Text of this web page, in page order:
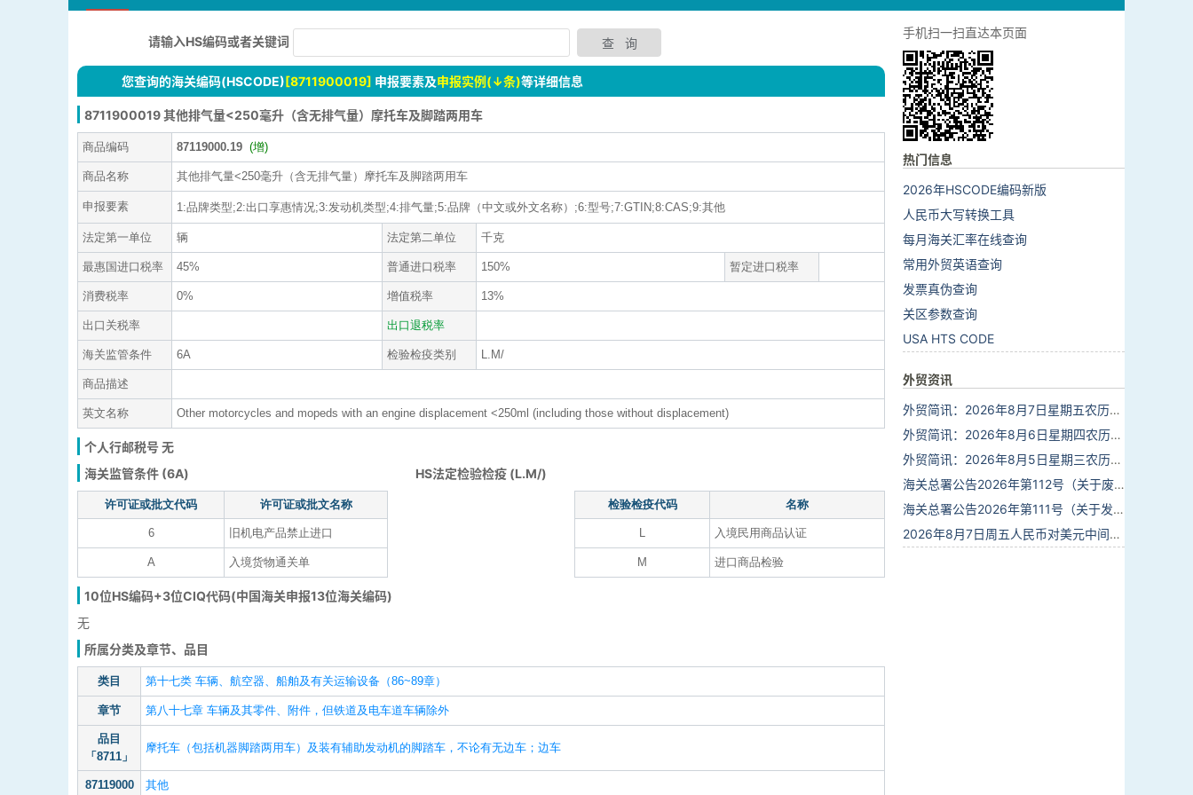
请输入HS编码或者关键词
您查询的海关编码(HSCODE)[8711900019] 申报要素及申报实例(↓条)等详细信息
8711900019 其他排气量<250毫升（含无排气量）摩托车及脚踏两用车
商品编码 87119000.19 (增)
商品名称 其他排气量<250毫升（含无排气量）摩托车及脚踏两用车
申报要素 1:品牌类型;2:出口享惠情况;3:发动机类型;4:排气量;5:品牌（中文或外文名称）;6:型号;7:GTIN;8:CAS;9:其他
法定第一单位 辆 法定第二单位 千克
最惠国进口税率 45% 普通进口税率 150% 暂定进口税率
消费税率 0% 增值税率 13%
出口关税率 出口退税率
海关监管条件 6A 检验检疫类别 L.M/
商品描述
英文名称 Other motorcycles and mopeds with an engine displacement <250ml (including those without displacement)
个人行邮税号 无
海关监管条件 (6A)
HS法定检验检疫 (L.M/)
许可证或批文代码 许可证或批文名称
6 旧机电产品禁止进口
A 入境货物通关单
检验检疫代码 名称
L 入境民用商品认证
M 进口商品检验
10位HS编码+3位CIQ代码(中国海关申报13位海关编码)
无
所属分类及章节、品目
类目 第十七类 车辆、航空器、船舶及有关运输设备（86~89章）
章节 第八十七章 车辆及其零件、附件，但铁道及电车道车辆除外
品目
「8711」
摩托车（包括机器脚踏两用车）及装有辅助发动机的脚踏车，不论有无边车；边车
87119000 其他
手机扫一扫直达本页面
热门信息
2026年HSCODE编码新版
人民币大写转换工具
每月海关汇率在线查询
常用外贸英语查询
发票真伪查询
关区参数查询
USA HTS CODE
外贸资讯
外贸简讯：2026年8月7日星期五农历六月廿五
外贸简讯：2026年8月6日星期四农历六月廿四
外贸简讯：2026年8月5日星期三农历六月廿三
海关总署公告2026年第112号（关于废止部分卫生检疫类规范性文件的公告）
海关总署公告2026年第111号（关于发布《进出境动植物检疫处理监督管理工作规定》《进出境卫生处理监督管理工作规定》的公告）
2026年8月7日周五人民币对美元中间价报6.7904调贬9个基点